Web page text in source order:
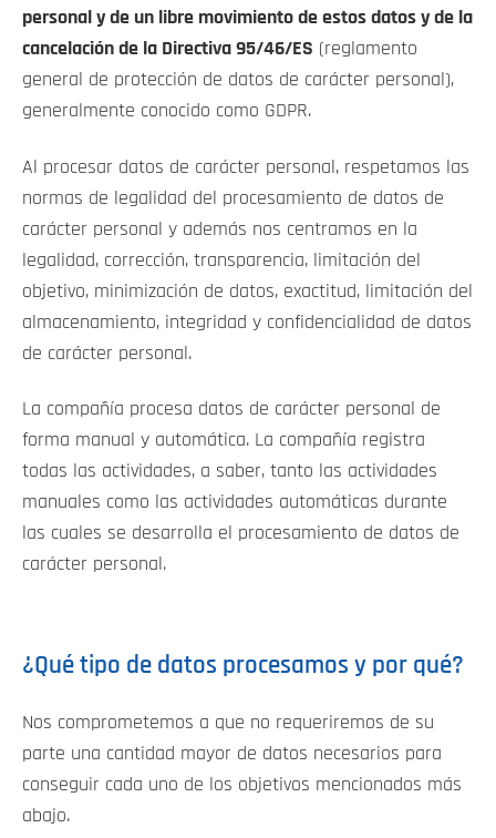
personal y de un libre movimiento de estos datos y de la
cancelación de la Directiva 95/46/ES (reglamento
general de protección de datos de carácter personal),
generalmente conocido como GDPR.
Al procesar datos de carácter personal, respetamos las
normas de legalidad del procesamiento de datos de
carácter personal y además nos centramos en la
legalidad, corrección, transparencia, limitación del
objetivo, minimización de datos, exactitud, limitación del
almacenamiento, integridad y confidencialidad de datos
de carácter personal.
La compañía procesa datos de carácter personal de
forma manual y automática. La compañía registra
todas las actividades, a saber, tanto las actividades
manuales como las actividades automáticas durante
las cuales se desarrolla el procesamiento de datos de
carácter personal.
¿Qué tipo de datos procesamos y por qué?
Nos comprometemos a que no requeriremos de su
parte una cantidad mayor de datos necesarios para
conseguir cada uno de los objetivos mencionados más
abajo.